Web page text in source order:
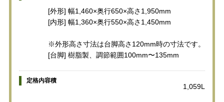
[外形] 幅1,460×奥行650×高さ1,950mm
[内形] 幅1,360×奥行550×高さ1,450mm
※外形高さ寸法は台脚高さ120mm時の寸法です。
[台脚] 樹脂製、調節範囲100mm〜135mm
定格内容積
1,059L